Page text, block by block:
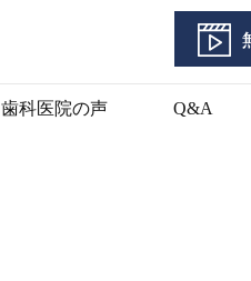
歯科医院の声 Q&A